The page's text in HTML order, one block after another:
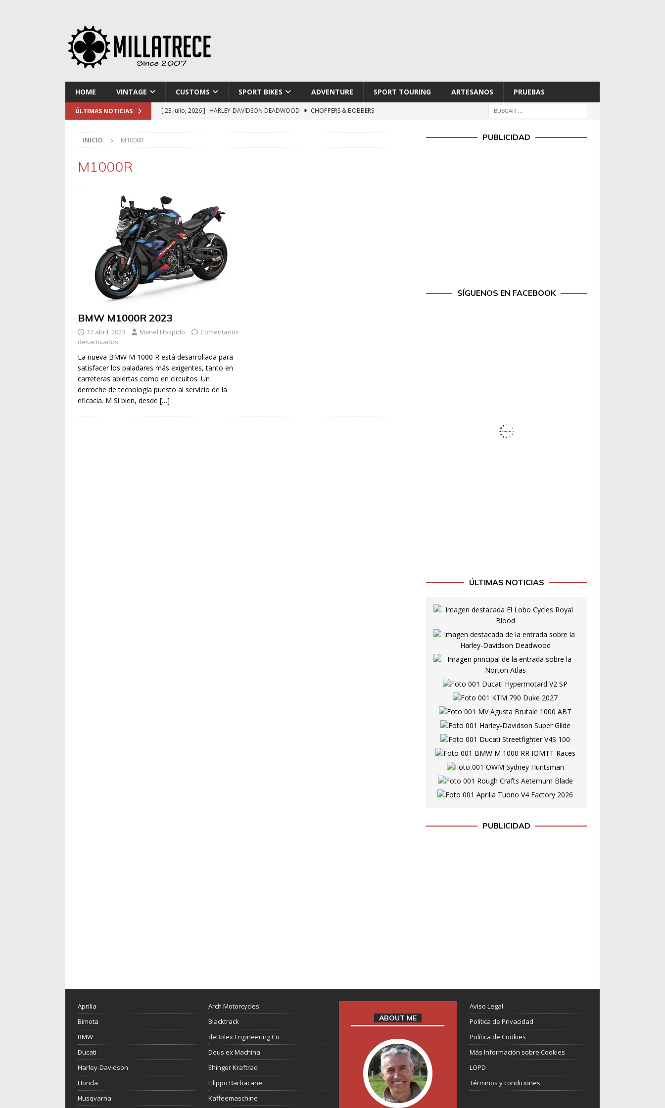
HOME VINTAGE CUSTOMS SPORT BIKES ADVENTURE SPORT TOURING ARTESANOS PRUEBAS
ÚLTIMAS NOTICIAS [ 23 julio, 2026 ] HARLEY-DAVIDSON DEADWOOD
CHOPPERS & BOBBERS
INICIO M1000R
M1000R
BMW M1000R 2023
12 abril, 2023 Manel Hospido
Comentarios
desactivados
La nueva BMW M 1000 R está desarrollada para
satisfacer los paladares más exigentes, tanto en
carreteras abiertas como en circuitos. Un
derroche de tecnología puesto al servicio de la
eficacia. M Si bien, desde […]
PUBLICIDAD
SÍGUENOS EN FACEBOOK
ÚLTIMAS NOTICIAS
PUBLICIDAD
Aprilia
Bimota
BMW
Ducati
Harley-Davidson
Honda
Husqvarna
Arch Motorcycles
Blacktrack
deBolex Engineering Co
Deus ex Machina
Ehinger Kraftrad
Filippo Barbacane
Kaffeemaschine
ABOUT ME
Aviso Legal
Política de Privacidad
Política de Cookies
Más Información sobre Cookies
LOPD
Términos y condiciones